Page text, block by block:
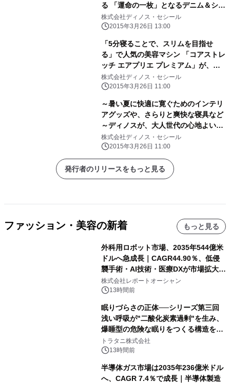
る 「運命の一枚」となるデニム＆シャ
ツを新発売
株式会社ディノス・セシール
2015年3月26日 13:00
「5分寝ることで、スリムを目指せ
る」で人気の美容マシン 「コアストレ
ッチ エアプリエ プレミアム」が、進
化して登場！
株式会社ディノス・セシール
2015年3月26日 11:00
～暑い夏に快適に寛ぐためのインテリ
アグッズや、さらりと爽快な寝具など
～ディノスが、大人世代の心地よい
「夏暮らし」のためのアイテムを発売
株式会社ディノス・セシール
2015年3月26日 11:00
発行者のリリースをもっと見る
ファッション・美容の新着 もっと見る
外科用ロボット市場、2035年544億米
ドルへ急成長｜CAGR44.90％、低侵
襲手術・AI技術・医療DXが市場拡大を
牽引
株式会社レポートオーシャン
13時間前
眠りづらさの正体──シリーズ第三回
浅い呼吸が"二酸化炭素過剰"を生み、
爆睡型の危険な眠りをつくる構造を解
説
トラタニ株式会社
13時間前
半導体ガス市場は2035年236億米ドル
へ、CAGR 7.4％で成長｜半導体製造